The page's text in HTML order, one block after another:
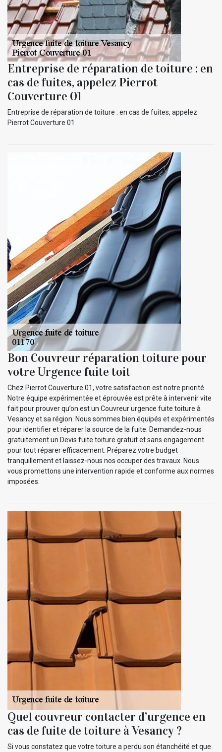
Entreprise de réparation de toiture : en
cas de fuites, appelez Pierrot
Couverture 01
Entreprise de réparation de toiture : en cas de fuites, appelez
Pierrot Couverture 01
Bon Couvreur réparation toiture pour
votre Urgence fuite toit
Chez Pierrot Couverture 01, votre satisfaction est notre priorité.
Notre équipe expérimentée et éprouvée est prête à intervenir vite
fait pour prouver qu’on est un Couvreur urgence fuite toiture à
Vesancy et sa région. Nous sommes bien équipés et expérimentés
pour identifier et réparer la source de la fuite. Demandez-nous
gratuitement un Devis fuite toiture gratuit et sans engagement
pour tout réparer efficacement. Préparez votre budget
tranquillement et laissez-nous nos occuper des travaux. Nous
vous promettons une intervention rapide et conforme aux normes
imposées.
Quel couvreur contacter d’urgence en
cas de fuite de toiture à Vesancy ?
Si vous constatez que votre toiture a perdu son étanchéité et que